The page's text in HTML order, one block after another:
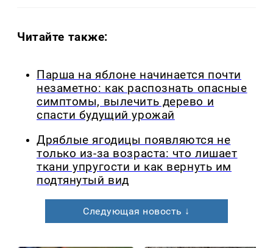
Читайте также:
Парша на яблоне начинается почти
незаметно: как распознать опасные
симптомы, вылечить дерево и
спасти будущий урожай
Дряблые ягодицы появляются не
только из-за возраста: что лишает
ткани упругости и как вернуть им
подтянутый вид
Следующая новость ↓